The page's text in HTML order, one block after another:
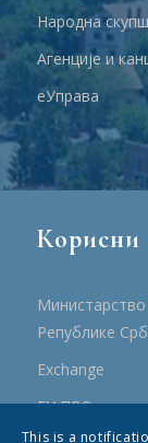
Народна
Агенције и
еУправа
Корисни
Републике
Еxchange
ЕУ ПРО
This is a